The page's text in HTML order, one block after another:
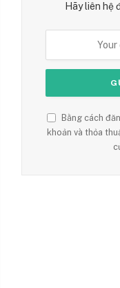
Hãy liên hệ
Bằng cách
khoản và thỏa